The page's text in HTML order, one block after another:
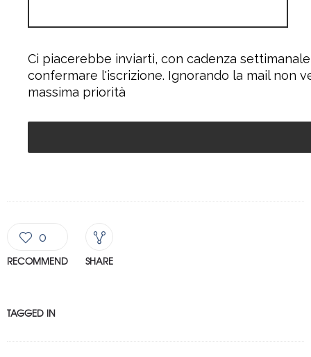
Ci piacerebbe inviarti, con cadenza
confermare l'iscrizione. Ignorando la mail non
massima priorità
0
RECOMMEND SHARE
TAGGED IN